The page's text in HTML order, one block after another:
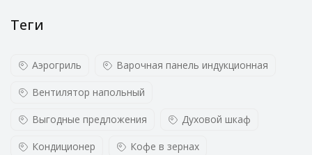
Теги
Аэрогриль Варочная панель индукционная
Вентилятор напольный
Выгодные предложения Духовой шкаф
Кондиционер Кофе в зернах